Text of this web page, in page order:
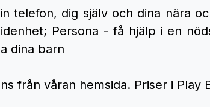
telefon, dig själv och dina nära
Persona - få hjälp i en
dina barn
från våran hemsida. Priser i Play